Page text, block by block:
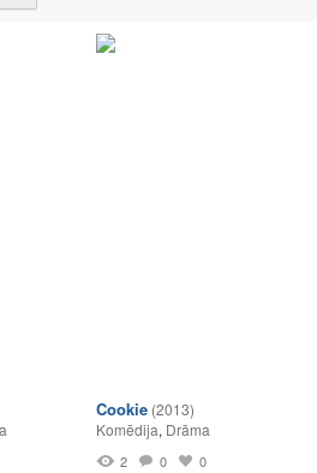
Cookie (2013)
Komēdija, Drāma
2 0 0